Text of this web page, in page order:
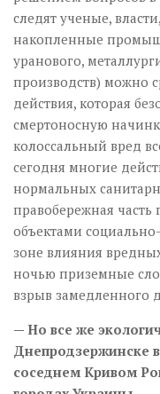
следят ученые,
накопленные
уранового,
производств) можно
действия, которая
смертоносную
колоссальный вред
сегодня многие
нормальных
правобережная
объектами
зоне влияния
ночью приземные
взрыв замедленного
— Но все же
Днепродзержинске
соседнем Кривом